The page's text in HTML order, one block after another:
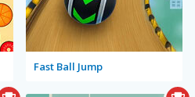
Fast Ball Jump